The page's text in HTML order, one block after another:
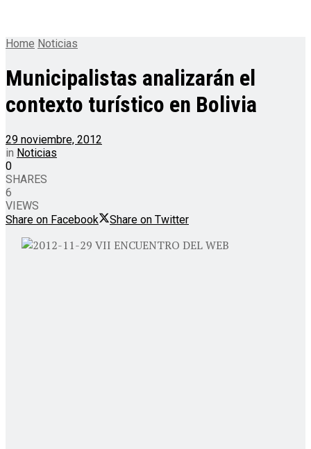
Home Noticias
Municipalistas analizarán el
contexto turístico en Bolivia
29 noviembre, 2012
in Noticias
0
SHARES
6
VIEWS
Share on Facebook
Share on Twitter